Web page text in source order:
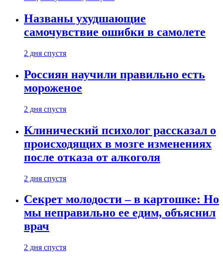
Названы ухудшающие
самочувствие ошибки в самолете
2 дня спустя
Россиян научили правильно есть
мороженое
2 дня спустя
Клинический психолог рассказал о
происходящих в мозге изменениях
после отказа от алкоголя
2 дня спустя
Секрет молодости – в картошке: Но
мы неправильно ее едим, объяснил
врач
2 дня спустя